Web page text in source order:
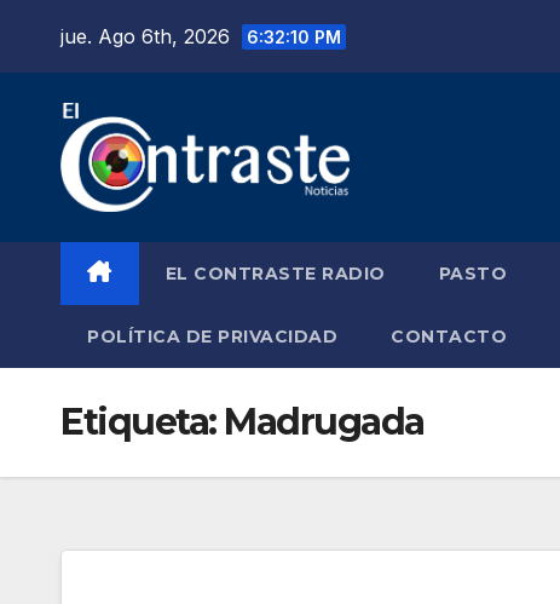
jue. Ago 6th, 2026 6:32:11 PM
EL CONTRASTE RADIO PASTO
POLÍTICA DE PRIVACIDAD CONTACTO
Etiqueta: Madrugada